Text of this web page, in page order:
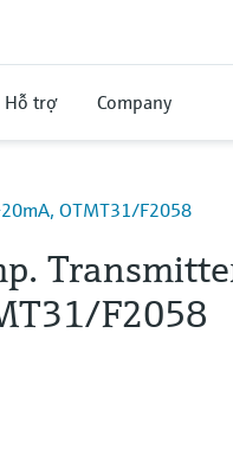
Hỗ trợ Company
OTMT31/F2058
F2058